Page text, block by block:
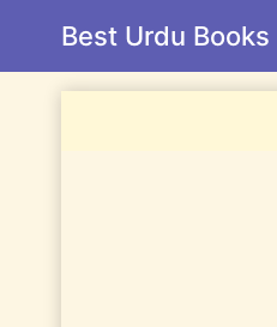
Best Urdu Books